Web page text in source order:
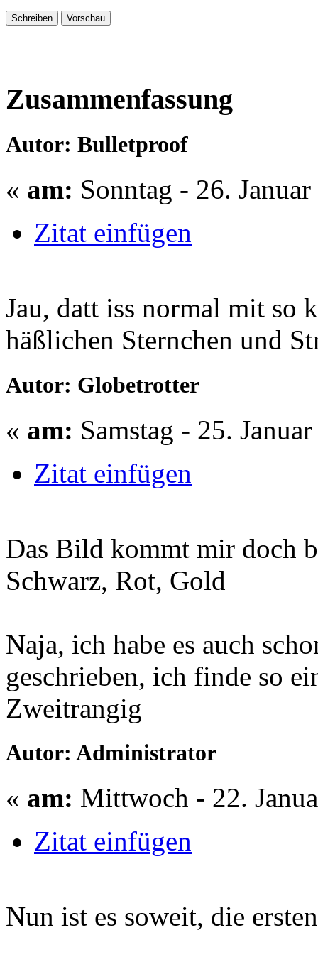
Zusammenfassung
Autor: Bulletproof
« am: Sonntag - 26.
Zitat einfügen
Jau, datt iss normal mit so
häßlichen Sternchen und
Autor: Globetrotter
« am: Samstag - 25.
Zitat einfügen
Das Bild kommt mir doch
Schwarz, Rot, Gold
Naja, ich habe es auch
geschrieben, ich finde so
Zweitrangig
Autor: Administrator
« am: Mittwoch - 22.
Zitat einfügen
Nun ist es soweit, die